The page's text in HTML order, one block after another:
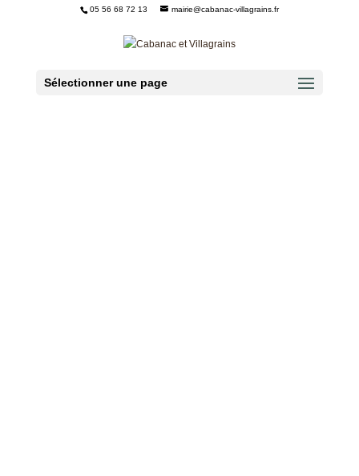
05 56 68 72 13 mairie@cabanac-villagrains.fr
Sélectionner une page